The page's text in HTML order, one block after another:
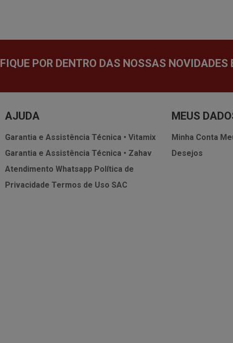
FIQUE POR DENTRO DAS NOSSAS NOVIDADES
AJUDA
Garantia e Assistência Técnica • Vitamix
Garantia e Assistência Técnica • Zahav
Atendimento Whatsapp Política de
Privacidade Termos de Uso SAC
MEUS
Minha Conta
Desejos